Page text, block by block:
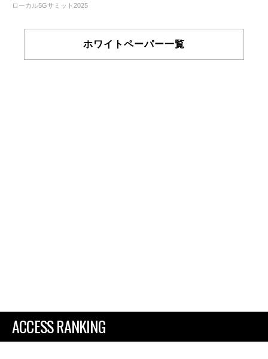
ローカル5Gサミット2025
ホワイトペーパー一覧
ACCESS RANKING